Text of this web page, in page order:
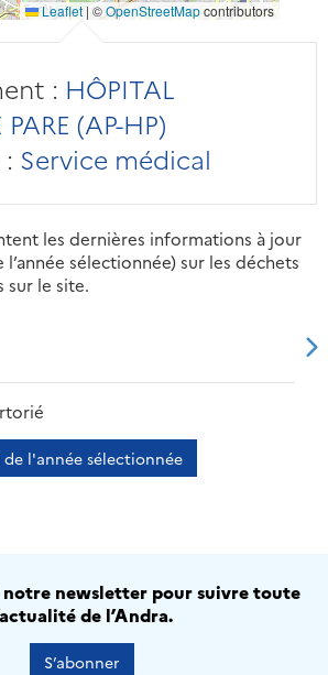
Leaflet | ©OpenStreetMapcontributors
: HÔPITAL
(AP-HP)
Service médical
les dernières informations à jour
sélectionnée) sur les déchets
sur le site.
de l'année sélectionnée
notre newsletter pour suivre toute
de l’Andra.
S’abonner